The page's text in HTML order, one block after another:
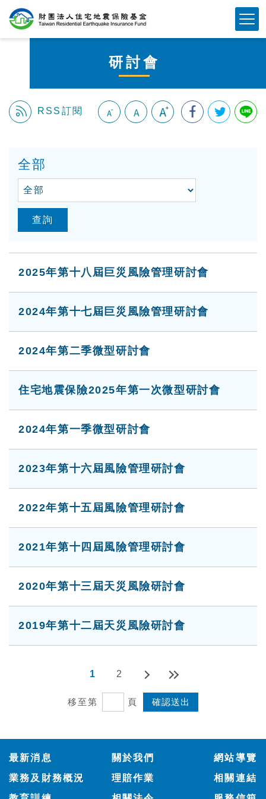
研討會
RSS訂閱
全部
2025年第十八屆巨災風險管理研討會
2024年第十七屆巨災風險管理研討會
2024年第二季微型研討會
住宅地震保險2025年第一次微型研討會
2024年第一季微型研討會
2023年第十六屆風險管理研討會
2022年第十五屆風險管理研討會
2021年第十四屆風險管理研討會
2020年第十三屆天災風險研討會
2019年第十二屆天災風險研討會
1 2
移至第 頁
最新消息
關於我們
業務及財務概況
理賠作業
網站導覽
相關連結